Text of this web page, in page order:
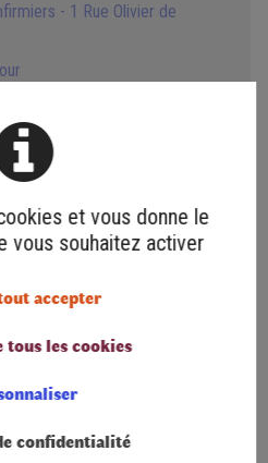
- 1 Rue Olivier de
de la Vallée du Doux
et vous donne le
vous souhaitez activer
accepter
les cookies
confidentialité